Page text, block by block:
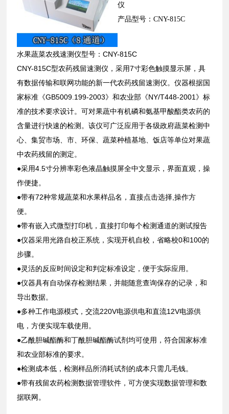
仪
产品型号：CNY-815C
水果蔬菜农残速测仪型号：CNY-815C
CNY-815C型农药残留速测仪，采用7寸彩色触摸显示屏，具
有数据传输和联网功能的新一代农药残留速测仪。仪器根据国
家标准《GB5009.199-2003》和农业部《NY/T448-2001》标
准的技术要求设计。可对果蔬中有机磷和氨基甲酸酯类农药的
含量进行快速的检测。该仪可广泛应用于各级政府蔬菜检测中
心、集贸市场、市、环保、蔬菜种植基地、饭店等单位对果蔬
中农药残留的测定。
●采用4.5寸分辨率彩色液晶触摸屏全中文显示，界面直观，操
作便捷。
●带有72种常规蔬菜和水果样品名，直接点击选择,操作方
便。
●带有嵌入式微型打印机，直接打印每个检测通道的测试报告
●仪器采用光路自校正系统，实现开机自校，省略校0和100的
步骤。
●灵活的反应时间设定和判定标准设定，便于实际应用。
●仪器具有自动保存检测结果，并能随意查询保存的记录，和
导出数据。
●多种工作电源模式，交流220V电源供电和直流12V电源供
电，方便实现车载使用。
●乙酰胆碱酯酶和丁酰胆碱酯酶试剂均可使用，符合国家标准
和农业部标准的要求。
●检测成本低，检测样品所消耗试剂的成本只需几毛钱。
●带有残留农药检测数据管理软件，可方便实现数据管理和数
据联网。